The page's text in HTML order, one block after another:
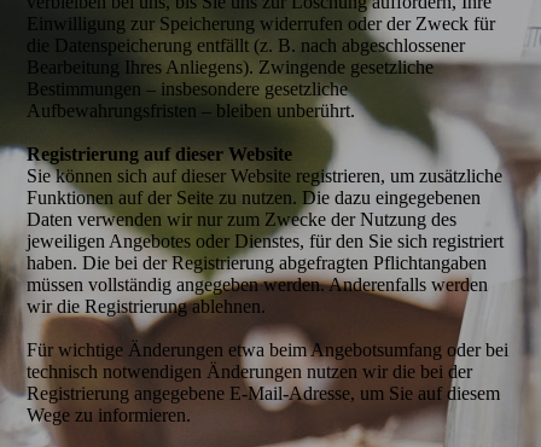
Einwilligung zur Speicherung widerrufen oder der Zweck für
die Datenspeicherung entfällt (z. B. nach abgeschlossener
Bearbeitung Ihres Anliegens). Zwingende gesetzliche
Bestimmungen – insbesondere gesetzliche
Aufbewahrungsfristen – bleiben unberührt.
Registrierung auf dieser Website
Sie können sich auf dieser Website registrieren, um zusätzliche
Funktionen auf der Seite zu nutzen. Die dazu eingegebenen
Daten verwenden wir nur zum Zwecke der Nutzung des
jeweiligen Angebotes oder Dienstes, für den Sie sich registriert
haben. Die bei der Registrierung abgefragten Pflichtangaben
müssen vollständig angegeben werden. Anderenfalls werden
wir die Registrierung ablehnen.
Für wichtige Änderungen etwa beim Angebotsumfang oder bei
technisch notwendigen Änderungen nutzen wir die bei der
Registrierung angegebene E-Mail-Adresse, um Sie auf diesem
Wege zu informieren.